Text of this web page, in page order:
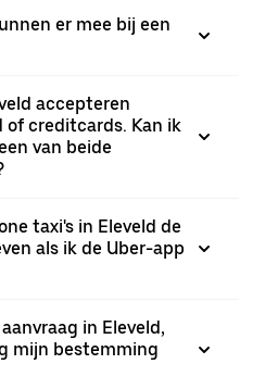
er mee bij een
accepteren
creditcards. Kan ik
van beide
taxi's in Eleveld de
als ik de Uber-app
in Eleveld,
mijn bestemming